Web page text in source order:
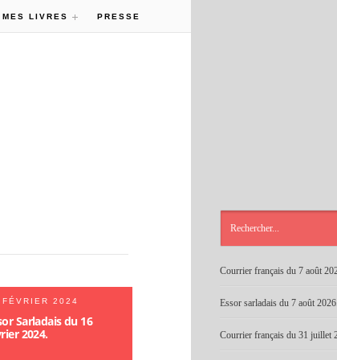
MES LIVRES PRESSE
FÉVRIER 2024
Sarladais du 16
2024.
Courrier français du 7 août
Essor sarladais du 7 août 2026.
Courrier français du 31 juillet